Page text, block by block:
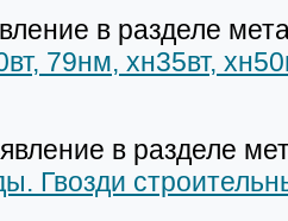
в разделе
79нм, хн35вт,
в разделе
Гвозди